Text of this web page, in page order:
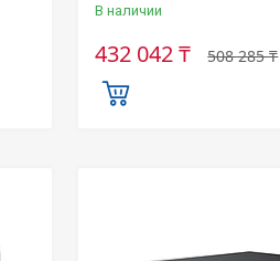
В наличии
508 285 ₸
432 042 ₸